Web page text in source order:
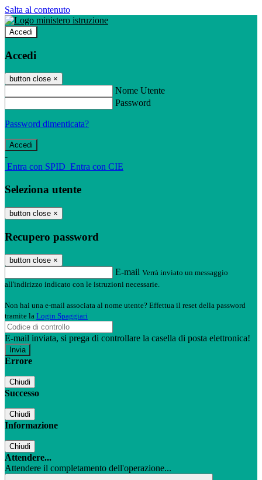
Salta al contenuto
Accedi
Accedi
button close ×
Nome Utente
Password
Password dimenticata?
-
Entra con SPID Entra con CIE
Seleziona utente
button close ×
Recupero password
button close ×
E-mail Verrà inviato un messaggio
all'indirizzo indicato con le istruzioni necessarie.
Non hai una e-mail associata al nome utente? Effettua il reset della password
tramite la Login Spaggiari
E-mail inviata, si prega di controllare la casella di posta elettronica!
Errore
Chiudi
Successo
Chiudi
Informazione
Chiudi
Attendere...
Attendere il completamento dell'operazione...